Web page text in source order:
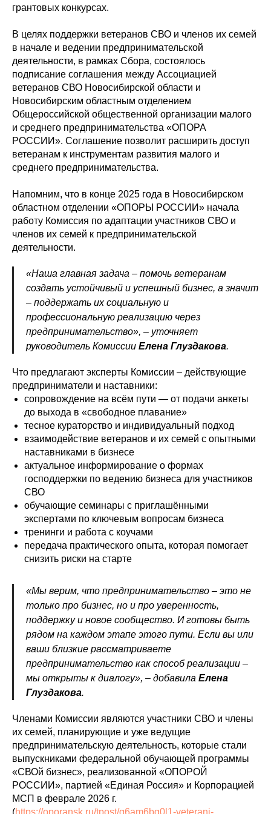
грантовых конкурсах.
В целях поддержки ветеранов СВО и членов их семей
в начале и ведении предпринимательской
деятельности, в рамках Сбора, состоялось
подписание соглашения между Ассоциацией
ветеранов СВО Новосибирской области и
Новосибирским областным отделением
Общероссийской общественной организации малого
и среднего предпринимательства «ОПОРА
РОССИИ». Соглашение позволит расширить доступ
ветеранам к инструментам развития малого и
среднего предпринимательства.
Напомним, что в конце 2025 года в Новосибирском
областном отделении «ОПОРЫ РОССИИ» начала
работу Комиссия по адаптации участников СВО и
членов их семей к предпринимательской
деятельности.
«Наша главная задача – помочь ветеранам
создать устойчивый и успешный бизнес, а значит
– поддержать их социальную и
профессиональную реализацию через
предпринимательство», – уточняет
руководитель Комиссии Елена Глуздакова.
Что предлагают эксперты Комиссии – действующие
предприниматели и наставники:
сопровождение на всём пути — от подачи анкеты
до выхода в «свободное плавание»
тесное кураторство и индивидуальный подход
взаимодействие ветеранов и их семей с опытными
наставниками в бизнесе
актуальное информирование о формах
господдержки по ведению бизнеса для участников
СВО
обучающие семинары с приглашёнными
экспертами по ключевым вопросам бизнеса
тренинги и работа с коучами
передача практического опыта, которая помогает
снизить риски на старте
«Мы верим, что предпринимательство – это не
только про бизнес, но и про уверенность,
поддержку и новое сообщество. И готовы быть
рядом на каждом этапе этого пути. Если вы или
ваши близкие рассматриваете
предпринимательство как способ реализации –
мы открыты к диалогу», – добавила Елена
Глуздакова.
Членами Комиссии являются участники СВО и члены
их семей, планирующие и уже ведущие
предпринимательскую деятельность, которые стали
выпускниками федеральной обучающей программы
«СВОй бизнес», реализованной «ОПОРОЙ
РОССИИ», партией «Единая Россия» и Корпорацией
МСП в феврале 2026 г.
(https://oporansk.ru/tpost/g6am6bg0l1-veterani-